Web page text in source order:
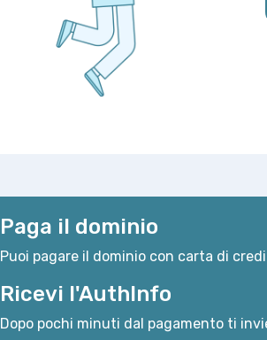
Paga il dominio
Puoi pagare il dominio con carta di
Ricevi l'AuthInfo
Dopo pochi minuti dal pagamento ti